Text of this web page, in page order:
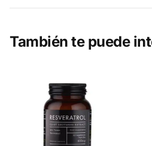
También te puede